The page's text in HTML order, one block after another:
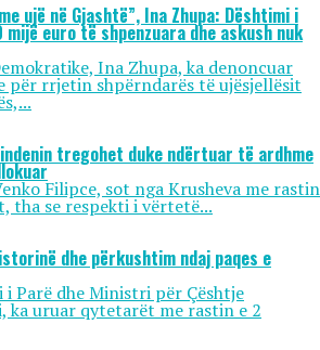
ujë në Gjashtë”, Ina Zhupa: Dështimi i
euro të shpenzuara dhe askush nuk
Ina Zhupa, ka denoncuar
për rrjetin shpërndarës të ujësjellësit
tregohet duke ndërtuar të ardhme
Filipce, sot nga Krusheva me rastin
tha se respekti i vërtetë...
dhe përkushtim ndaj paqes e
Parë dhe Ministri për Çështje
ka uruar qytetarët me rastin e 2